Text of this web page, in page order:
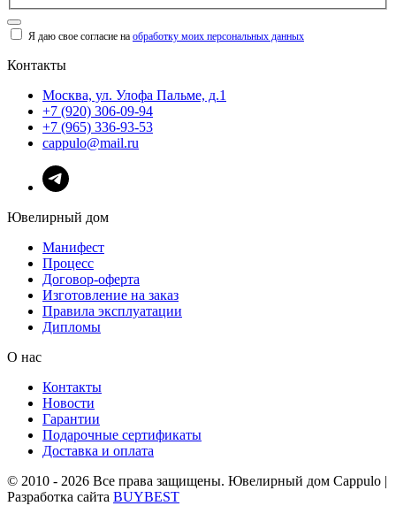
Я даю свое согласие на обработку моих персональных данных
Контакты
Москва, ул. Улофа Пальме, д.1
+7 (920) 306-09-94
+7 (965) 336-93-53
cappulo@mail.ru
Ювелирный дом
Манифест
Процесс
Договор-оферта
Изготовление на заказ
Правила эксплуатации
Дипломы
О нас
Контакты
Новости
Гарантии
Подарочные сертификаты
Доставка и оплата
© 2010 - 2026 Все права защищены. Ювелирный дом Cappulo |
Разработка сайта BUYBEST